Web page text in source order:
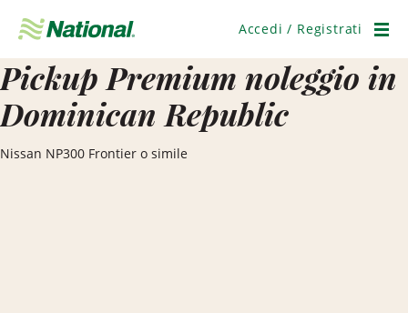
navigazione
Accedi / Registrati
Pickup Premium noleggio in
Dominican Republic
Nissan NP300 Frontier o simile